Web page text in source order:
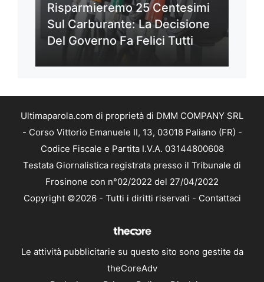
Risparmieremo 25 Centesimi
Sul Carburante: La Decisione
Del Governo Fa Felici Tutti
Ultimaparola.com di proprietà di DMM COMPANY SRL
- Corso Vittorio Emanuele II, 13, 03018 Paliano (FR) -
Codice Fiscale e Partita I.V.A. 03144800608
Testata Giornalistica registrata presso il Tribunale di
Frosinone con n°02/2022 del 27/04/2022
Copyright ©2026 - Tutti i diritti riservati - Contattaci
Le attività pubblicitarie su questo sito sono gestite da
theCoreAdv